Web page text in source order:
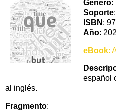
Género:
Soporte
ISBN :
Año:
eBook:
español
al inglés.
Fragmento: